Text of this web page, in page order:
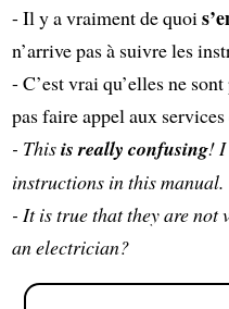
- Il y a vraiment de quoi
n’arrive pas à suivre les
- C’est vrai qu’elles ne
pas faire appel aux
- Thisis really confusing! I
instructions in this manual.
- It is true that they are not
an electrician?